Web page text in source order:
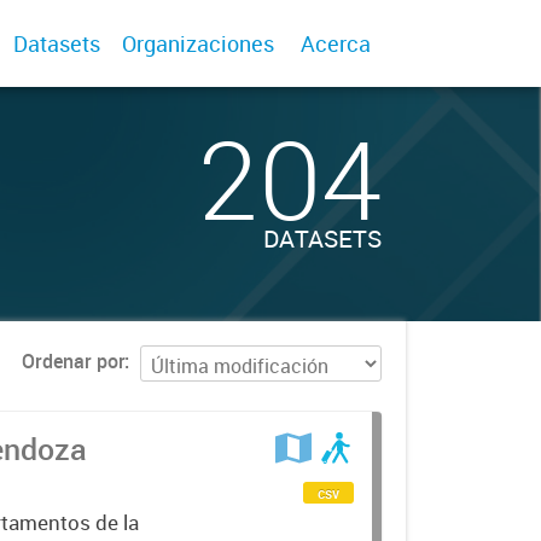
Datasets Organizaciones Acerca
204
DATASETS
Ordenar por
de la
csv